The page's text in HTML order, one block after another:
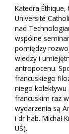
Katedra
Université
nad
wspólne
pomiędzy
wiedzy i
antropocenu.
francuskiego
niego kolektywu
francuskim raz
wydarzenia są
i dr hab. Michał
UŚ).